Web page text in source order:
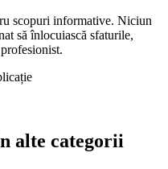
scopuri informative. Niciun
să înlocuiască sfaturile,
alte categorii